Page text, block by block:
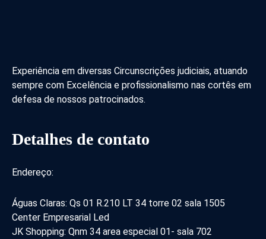
Experiência em diversas Circunscrições judiciais, atuando
sempre com Excelência e profissionalismo nas cortês em
defesa de nossos patrocinados.
Detalhes de contato
Endereço:
Águas Claras: Qs 01 R.210 LT 34 torre 02 sala 1505
Center Empresarial Led
JK Shopping: Qnm 34 area especial 01- sala 702